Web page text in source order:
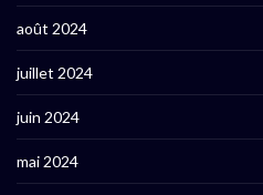
août 2024
juillet 2024
juin 2024
mai 2024